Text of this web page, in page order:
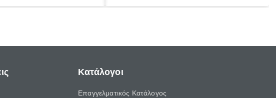
Κατάλογοι
Επαγγελματικός Κατάλογος